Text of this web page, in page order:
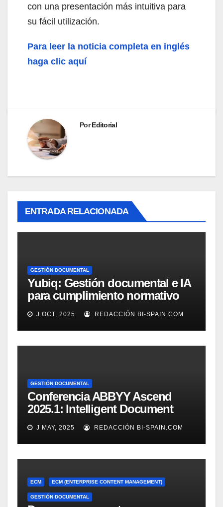
con una presentación más intuitiva para
su fácil utilización.
Para leer la noticia completa en inglés
haga clic aquí
PorEditorial
ENTRADA RELACIONADA
GESTIÓN DOCUMENTAL
Yubiq: Gestión documental e IA
para cumplimiento normativo
(Demo)
J OCT, 2025 REDACCIÓN BI-SPAIN.COM
GESTIÓN DOCUMENTAL
Conferencia ABBYY Ascend
2025.1: Intelligent Document
Processing a tope
J MAY, 2025 REDACCIÓN BI-SPAIN.COM
ECM ECM (ENTERPRISE CONTENT MANAGEMENT)
GESTIÓN DOCUMENTAL